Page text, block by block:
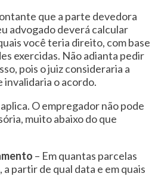
que a parte devedora
advogado deverá calcular
você teria direito, com base
exercidas. Não adianta pedir
pois o juiz consideraria a
invalidaria o acordo.
O empregador não pode
muito abaixo do que
– Em quantas parcelas
partir de qual data e em quais